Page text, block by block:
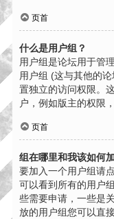
页首
什么是用户组？
用户组是论坛用于管
用户组 (这与其他的
置独立的访问权限。
户，例如版主的权限
页首
组在哪里和我该如何
要加入一个用户组请
可以看到所有的用户
些需要申请，一些是
放的用户组您可以直